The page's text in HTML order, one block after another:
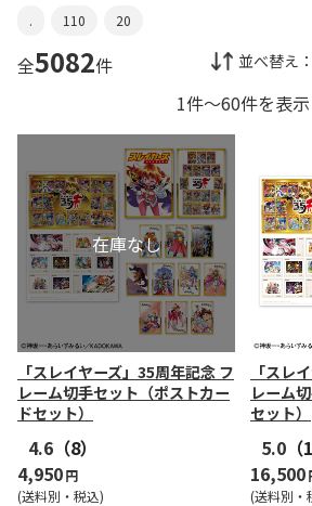
. 110 20
全5082件 並べ替え：
1件～60件を表示
「スレイヤーズ」35周年記念 フ
レーム切手セット（ポストカー
ドセット）
4.6 （8）
4,950円
(送料別・税込)
「スレ
レーム
セット）
5.0 （
16,500
(送料別・